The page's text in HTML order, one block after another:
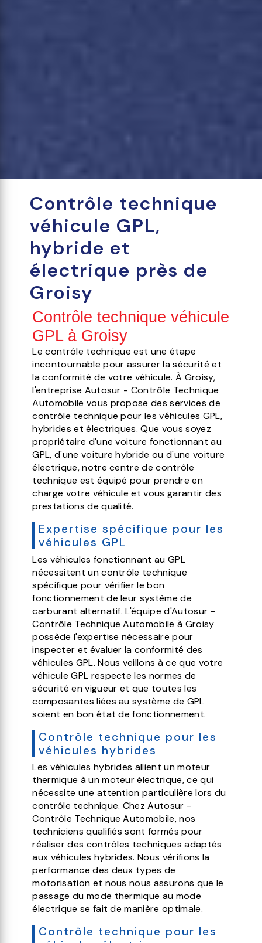
Contrôle technique
véhicule GPL,
hybride et
électrique près de
Groisy
Contrôle technique véhicule
GPL à Groisy
Le contrôle technique est une étape
incontournable pour assurer la sécurité et
la conformité de votre véhicule. À Groisy,
l'entreprise Autosur - Contrôle Technique
Automobile vous propose des services de
contrôle technique pour les véhicules GPL,
hybrides et électriques. Que vous soyez
propriétaire d'une voiture fonctionnant au
GPL, d'une voiture hybride ou d'une voiture
électrique, notre centre de contrôle
technique est équipé pour prendre en
charge votre véhicule et vous garantir des
prestations de qualité.
Expertise spécifique pour les
véhicules GPL
Les véhicules fonctionnant au GPL
nécessitent un contrôle technique
spécifique pour vérifier le bon
fonctionnement de leur système de
carburant alternatif. L'équipe d'Autosur -
Contrôle Technique Automobile à Groisy
possède l'expertise nécessaire pour
inspecter et évaluer la conformité des
véhicules GPL. Nous veillons à ce que votre
véhicule GPL respecte les normes de
sécurité en vigueur et que toutes les
composantes liées au système de GPL
soient en bon état de fonctionnement.
Contrôle technique pour les
véhicules hybrides
Les véhicules hybrides allient un moteur
thermique à un moteur électrique, ce qui
nécessite une attention particulière lors du
contrôle technique. Chez Autosur -
Contrôle Technique Automobile, nos
techniciens qualifiés sont formés pour
réaliser des contrôles techniques adaptés
aux véhicules hybrides. Nous vérifions la
performance des deux types de
motorisation et nous nous assurons que le
passage du mode thermique au mode
électrique se fait de manière optimale.
Contrôle technique pour les